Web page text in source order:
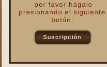
por favor hágalo
presionando el siguiente
botón:
Suscripción